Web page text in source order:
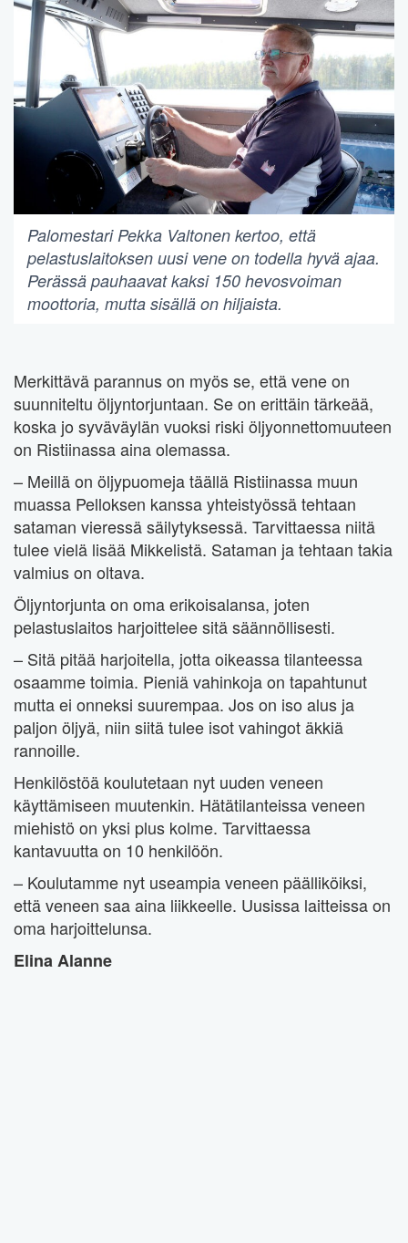
Palomestari Pekka Valtonen kertoo, että
pelastuslaitoksen uusi vene on todella hyvä ajaa.
Perässä pauhaavat kaksi 150 hevosvoiman
moottoria, mutta sisällä on hiljaista.
Merkittävä parannus on myös se, että vene on
suunniteltu öljyntorjuntaan. Se on erittäin tärkeää,
koska jo syväväylän vuoksi riski öljyonnettomuuteen
on Ristiinassa aina olemassa.
– Meillä on öljypuomeja täällä Ristiinassa muun
muassa Pelloksen kanssa yhteistyössä tehtaan
sataman vieressä säilytyksessä. Tarvittaessa niitä
tulee vielä lisää Mikkelistä. Sataman ja tehtaan takia
valmius on oltava.
Öljyntorjunta on oma erikoisalansa, joten
pelastuslaitos harjoittelee sitä säännöllisesti.
– Sitä pitää harjoitella, jotta oikeassa tilanteessa
osaamme toimia. Pieniä vahinkoja on tapahtunut
mutta ei onneksi suurempaa. Jos on iso alus ja
paljon öljyä, niin siitä tulee isot vahingot äkkiä
rannoille.
Henkilöstöä koulutetaan nyt uuden veneen
käyttämiseen muutenkin. Hätätilanteissa veneen
miehistö on yksi plus kolme. Tarvittaessa
kantavuutta on 10 henkilöön.
– Koulutamme nyt useampia veneen päälliköiksi,
että veneen saa aina liikkeelle. Uusissa laitteissa on
oma harjoittelunsa.
Elina Alanne